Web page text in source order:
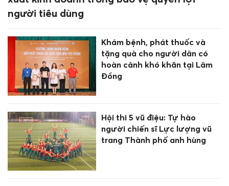
người tiêu dùng
Khám bệnh, phát thuốc và
tặng quà cho người dân có
hoàn cảnh khó khăn tại Lâm
Đồng
Hội thi 5 vũ điệu: Tự hào
người chiến sĩ Lực lượng vũ
trang Thành phố anh hùng